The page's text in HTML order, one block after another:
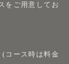
をご用意してお
コース時は料金